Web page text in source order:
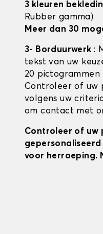
3 kleuren
Rubber gamma)
Meer dan 30
3- Borduurwerk :
tekst van uw
20 pictogrammen
Controleer of uw
volgens uw
om contact met
Controleer of uw
voor herroeping.